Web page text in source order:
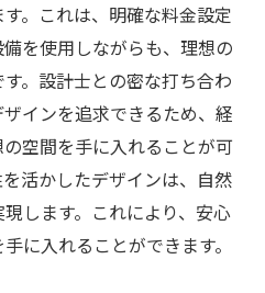
。これは、明確な料金設定
を使用しながらも、理想の
。設計士との密な打ち合わ
インを追求できるため、経
空間を手に入れることが可
活かしたデザインは、自然
します。これにより、安心
に入れることができます。